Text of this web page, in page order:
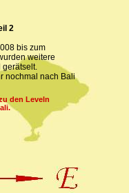
2
bis zum
weitere
gerätselt.
nochmal nach Bali
den Leveln